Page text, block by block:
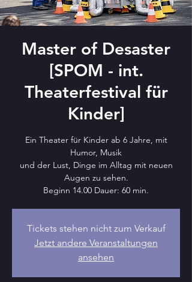
Master of Desaster
[SPOM - int.
Theaterfestival für
Kinder]
Ein Theater für Kinder ab 6 Jahre, mit
Humor, Musik
und der Lust, Dinge im Alltag mit neuen
Augen zu sehen.
Beginn 14.00 Dauer: 60 min.
Tickets stehen nicht zum Verkauf
Jetzt andere Veranstaltungen
ansehen